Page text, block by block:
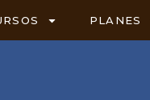
PLANES